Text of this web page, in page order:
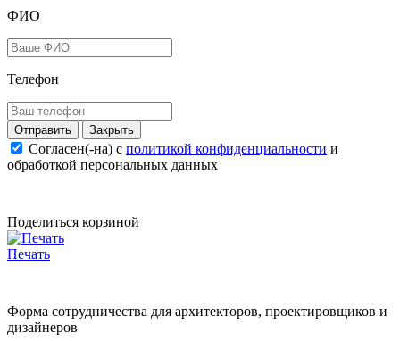
ФИО
Телефон
Закрыть
Согласен(-на) c политикой конфиденциальности и
обработкой персональных данных
Поделиться корзиной
Печать
Форма сотрудничества для архитекторов, проектировщиков и
дизайнеров